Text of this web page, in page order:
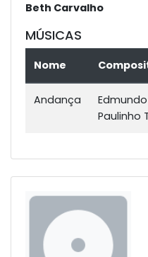
Beth Carvalho
MÚSICAS
Nome
Andança
Paulinho